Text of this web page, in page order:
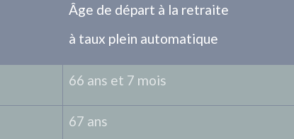
Âge de départ à la retraite
à taux plein automatique
66 ans et 7 mois
67 ans